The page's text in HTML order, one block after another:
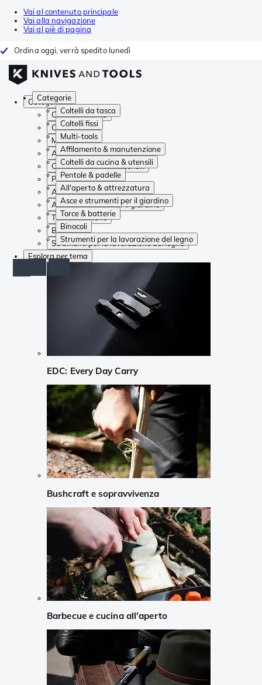
Vai al contenuto principale
Vai alla navigazione
Vai al piè di pagina
Ordina oggi, verrà spedito lunedì
Categorie
Coltelli da tasca
Coltelli fissi
Multi-tools
Affilamento & manutenzione
Coltelli da cucina & utensili
Pentole & padelle
All'aperto & attrezzatura
Asce e strumenti per il giardino
Torce & batterie
Binocoli
Strumenti per la lavorazione del legno
Categorie
Coltelli da tasca
Coltelli fissi
Multi-tools
Affilamento & manutenzione
Coltelli da cucina & utensili
Pentole & padelle
All'aperto & attrezzatura
Asce e strumenti per il giardino
Torce & batterie
Binocoli
Strumenti per la lavorazione del legno
Esplora per tema
EDC: Every Day Carry
Bushcraft e sopravvivenza
Barbecue e cucina all'aperto